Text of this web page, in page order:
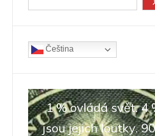
Čeština‎
1 % ovládá svět. 4
jsou jejich loutky.